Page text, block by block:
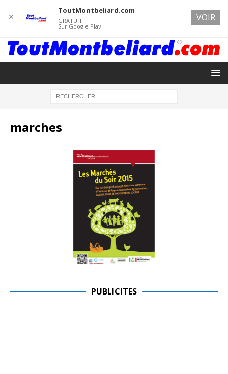
marches
PUBLICITES
✕
ToutMontbeliard.com
GRATUIT
Sur Google Play
VOIR